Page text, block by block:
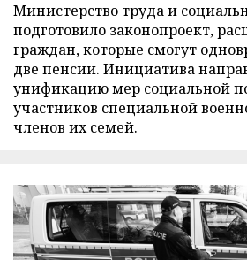
Министерство труда и
подготовило законопроект,
граждан, которые смогут
две пенсии. Инициатива
унификацию мер социальной
участников специальной
членов их семей.